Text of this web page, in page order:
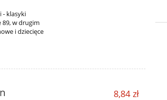
- klasyki
89, w drugim
i dziecięce
8,84 zł